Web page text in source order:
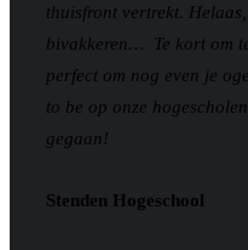
thuisfront vertrekt.
bivakkeren… Te kort om
perfect om nog even je
to be op onze
gegaan!
Stenden Hogeschool